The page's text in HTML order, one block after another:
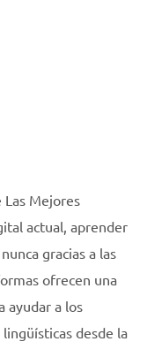
Las Mejores
actual, aprender
gracias a las
ofrecen una
ayudar a los
desde la